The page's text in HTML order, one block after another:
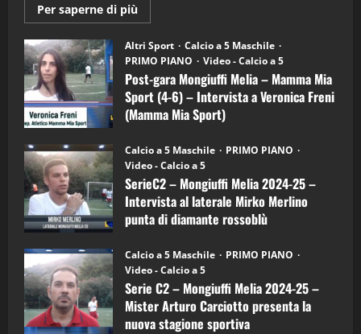
Per saperne di più
informazioni
Post-
gara
Mongiuffi
Melia
–
Mamma
Mia
Sport
6)
–
Intervista
a
mister
Arturo
Carciotto
(Mongiuffi
Altri Sport
Calcio a 5 Maschile
PRIMO PIANO
Video - Calcio a 5
Post-gara Mongiuffi Melia – Mamma Mia
Sport (4-6) – Intervista a Veronica Freni
(Mamma Mia Sport)
Calcio a 5 Maschile
PRIMO PIANO
Video - Calcio a 5
SerieC2 – Mongiuffi Melia 2024-25 –
Intervista al laterale Mirko Merlino
punta di diamante rossoblù
Calcio a 5 Maschile
PRIMO PIANO
Video - Calcio a 5
Serie C2 – Mongiuffi Melia 2024-25 –
Mister Arturo Carciotto presenta la
nuova stagione sportiva
3
"SportEmpire" in Podcast
“SportEmpire” in Podcast: 28^ Puntata
(Martedi 21 Aprile 2026)
21/04/2026
4
“SportEmpire” in Podcast: 27^ Puntata
(Martedi 14 Aprile 2026)
15/04/2026
5
“SportEmpire” in Podcast: 26^ Puntata
(Martedi 07 Aprile 2026)
08/04/2026